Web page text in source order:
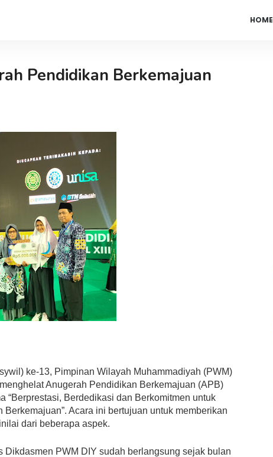
HOME
Pendidikan Berkemajuan
ke-13, Pimpinan Wilayah Muhammadiyah (PWM)
Anugerah Pendidikan Berkemajuan (APB)
“Berprestasi, Berdedikasi dan Berkomitmen untuk
Acara ini bertujuan untuk memberikan
dari beberapa aspek.
PWM DIY sudah berlangsung sejak bulan